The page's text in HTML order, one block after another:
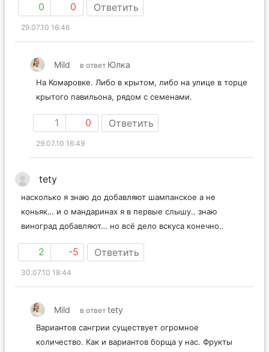
0 0 Ответить
29.07.10 16:46
Mild в ответ Юлка
На Комаровке. Либо в крытом, либо на улице в торце
крытого павильона, рядом с семенами.
1 0 Ответить
29.07.10 16:49
tety
насколько я знаю до добавляют шампанское а не
коньяк… и о мандаринах я в первые слышу.. знаю
виноград добавляют… но всё дело вскуса конечно..
2 -5 Ответить
30.07.10 18:44
Mild в ответ tety
Вариантов сангрии существует огромное
количество. Как и вариантов борща у нас. Фрукты